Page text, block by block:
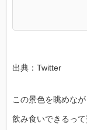
出典：Twitter
この景色を眺めなが
飲み食いできるっ